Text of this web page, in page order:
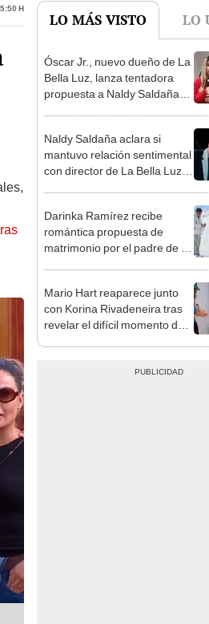
h
LO MÁS VISTO LO
Óscar Jr., nuevo dueño de La
Bella Luz, lanza tentadora
propuesta a Naldy Saldaña
tipo de ley”
Naldy Saldaña aclara si
mantuvo relación sentimental
con director de La Bella Luz
bajo”
Darinka Ramírez recibe
romántica propuesta de
matrimonio por el padre de su
Mario Hart reaparece junto
con Korina Rivadeneira tras
revelar el difícil momento de